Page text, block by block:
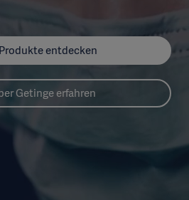
entdecken
Getinge erfahren